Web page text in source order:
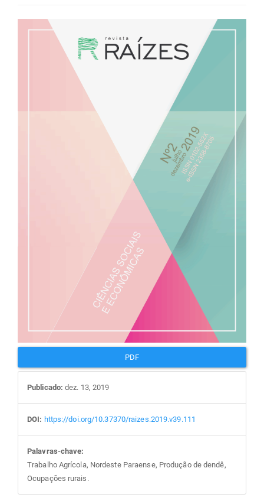
Barra
lateral
artigos
PDF
Publicado: dez. 13, 2019
DOI: https://doi.org/10.37370/raizes.2019.v39.111
Palavras-chave:
Trabalho Agrícola, Nordeste Paraense, Produção de dendê,
Ocupações rurais.